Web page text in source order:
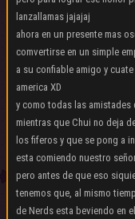
lanzallamas jajajaj
ahora en un presente mas
comvertirse en un simple
a su confiable amigo y
america XD
y como todas las amistades
mientras que Chui no deja
los fiferos y que se pong a
esta comiendo nuestro
pero antes de que eso
tenemos que, al mismo
de Nerds esta beviendo en